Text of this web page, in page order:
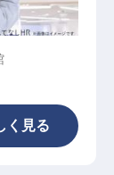
く見る